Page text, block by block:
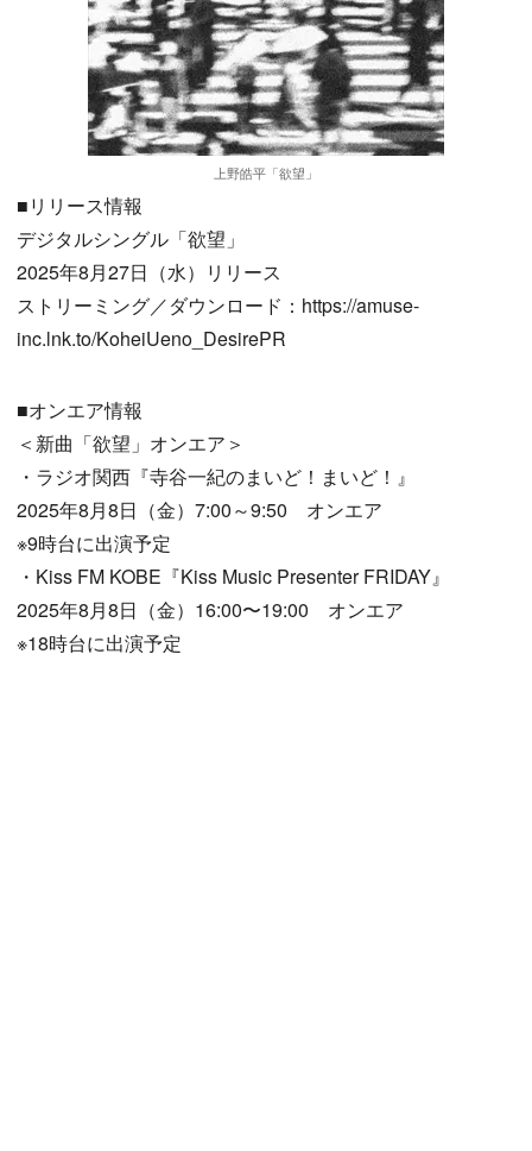
上野皓平「欲望」
■リリース情報
デジタルシングル「欲望」
2025年8月27日（水）リリース
ストリーミング／ダウンロード：https://amuse-
inc.lnk.to/KoheiUeno_DesirePR
■オンエア情報
＜新曲「欲望」オンエア＞
・ラジオ関西『寺谷一紀のまいど！まいど！』
2025年8月8日（金）7:00～9:50 オンエア
※9時台に出演予定
・Kiss FM KOBE『Kiss Music Presenter FRIDAY』
2025年8月8日（金）16:00〜19:00 オンエア
※18時台に出演予定